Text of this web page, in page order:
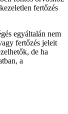
fertőzés
egyáltalán nem
fertőzés jeleit
de ha
a